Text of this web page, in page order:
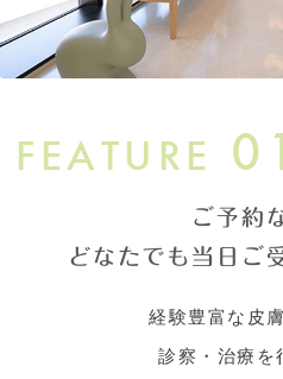
ご予約
どなたでも当日ご
経験豊富な皮
診察・治療を
FEATURE